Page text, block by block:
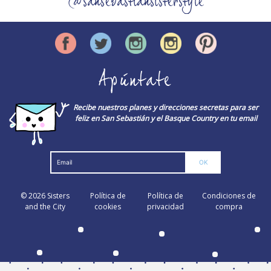
Apúntate
Recibe nuestros planes y direcciones secretas para ser
feliz en San Sebastián y el Basque Country en tu email
© 2026 Sisters
and the City
Política de
cookies
Política de
privacidad
Condiciones de
compra